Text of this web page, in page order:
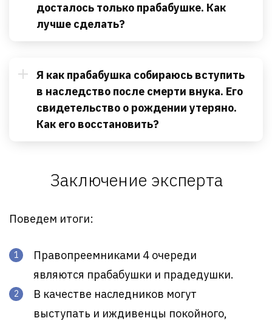
досталось только прабабушке. Как
лучше сделать?
Я как прабабушка собираюсь вступить
в наследство после смерти внука. Его
свидетельство о рождении утеряно.
Как его восстановить?
Заключение эксперта
Поведем итоги:
Правопреемниками 4 очереди
являются прабабушки и прадедушки.
В качестве наследников могут
выступать и иждивенцы покойного,